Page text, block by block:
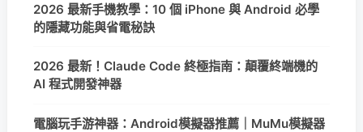
2026 最新手機教學：10 個 iPhone 與 Android 必學
的隱藏功能與省電秘訣
2026 最新！Claude Code 終極指南：顛覆終端機的
AI 程式開發神器
電腦玩手游神器：Android模擬器推薦｜MuMu模擬器